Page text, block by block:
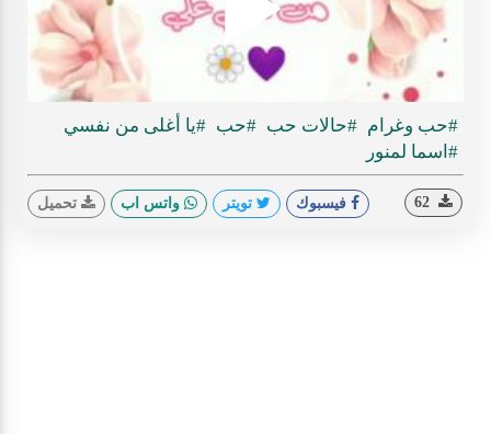
Play
#حب وغرام #حالات حب #حب #يا أغلى من نفسي
#اسما لمنور
فيسبوك تويتر واتس اب تحميل